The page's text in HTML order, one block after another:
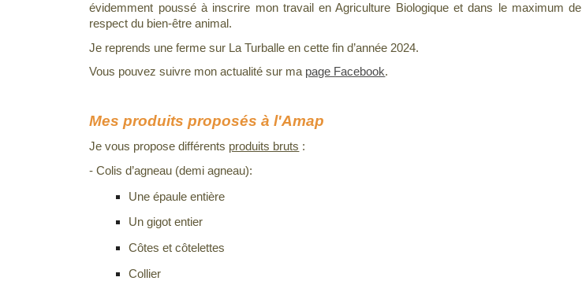
évidemment poussé à inscrire mon travail en Agriculture Biologique et dans le maximum de
respect du bien-être animal.
Je reprends une ferme sur La Turballe en cette fin d’année 2024.
Vous pouvez suivre mon actualité sur ma page Facebook.
Mes produits proposés à l'Amap
Je vous propose différents produits bruts :
- Colis d’agneau (demi agneau):
Une épaule entière
Un gigot entier
Côtes et côtelettes
Collier